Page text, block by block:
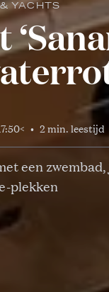
YACHTS
< • 2 min. leestijd
een
plekken